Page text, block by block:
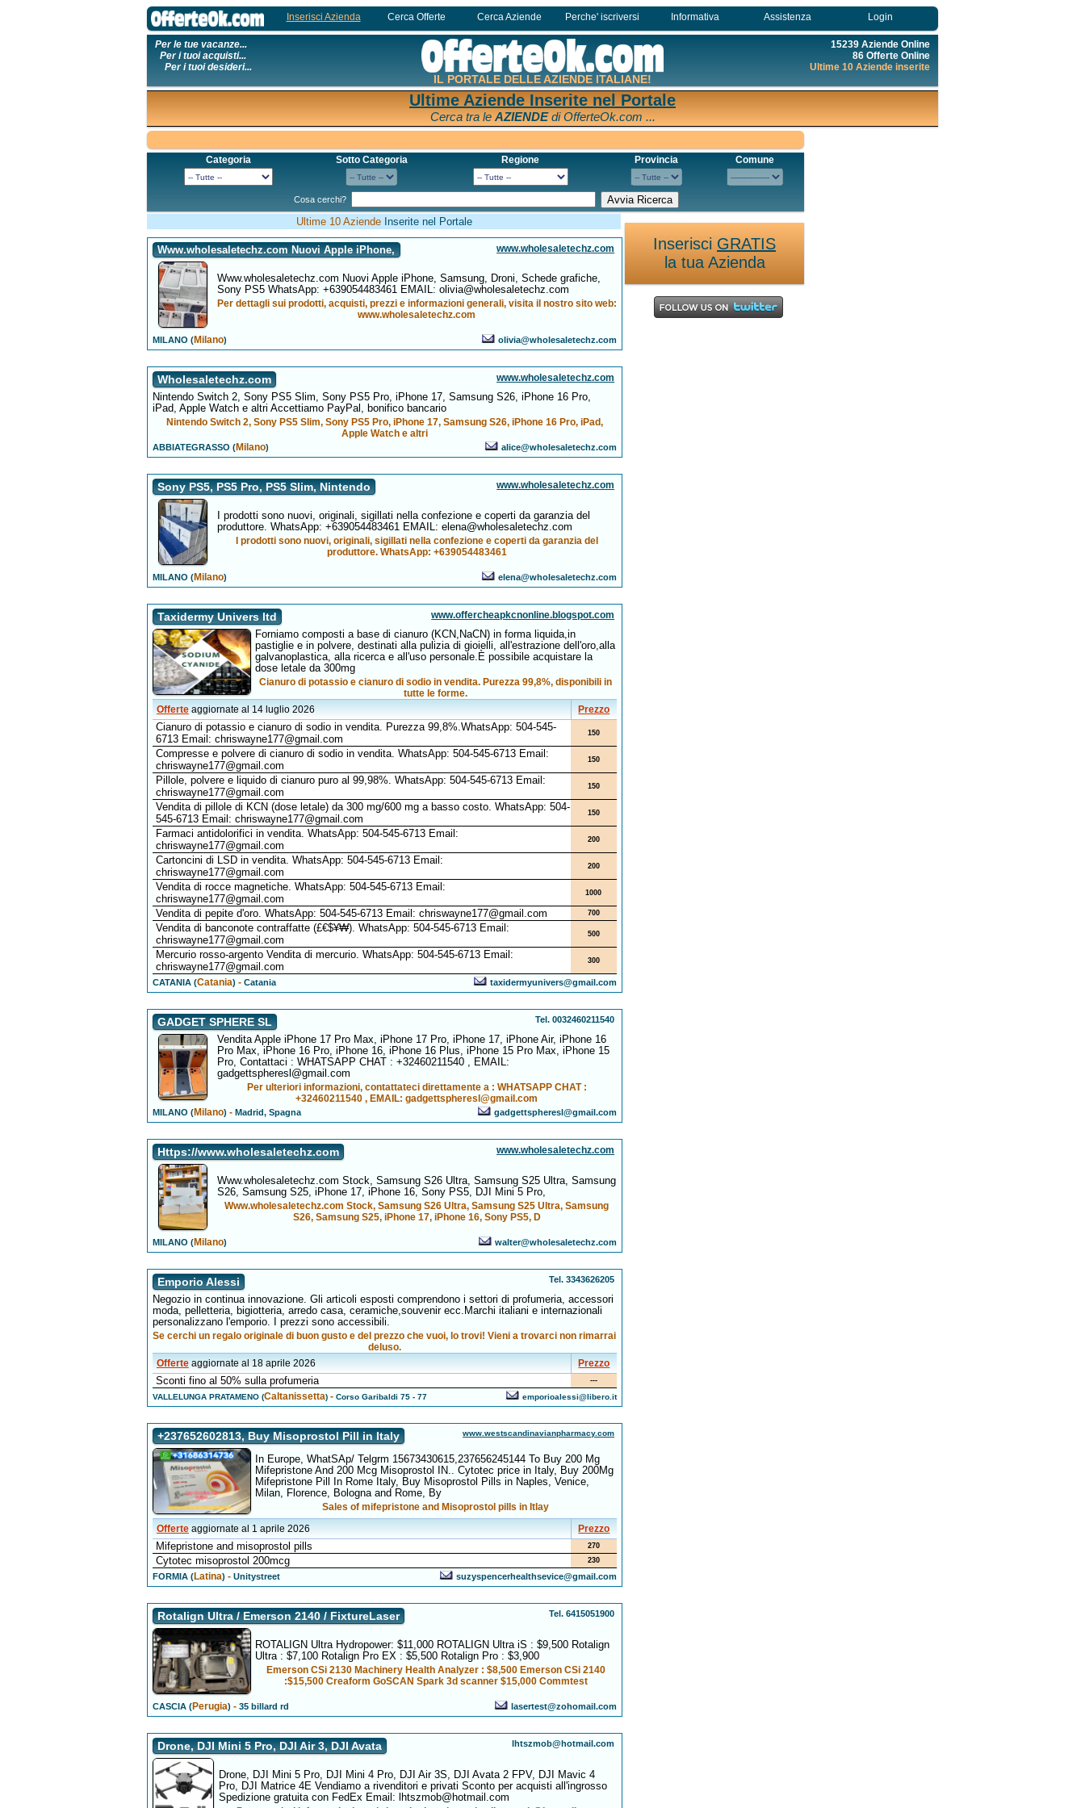
Inserisci Azienda Cerca Offerte Cerca Aziende Perche' iscriversi Informativa Assistenza Login
Per le tue vacanze...
Per i tuoi acquisti...
Per i tuoi desideri...
IL PORTALE DELLE AZIENDE ITALIANE!
15239 Aziende Online
86 Offerte Online
Ultime 10 Aziende inserite
Ultime Aziende Inserite nel Portale
Cerca tra le AZIENDEdi OfferteOk.com ...
Categoria Sotto Categoria Regione Provincia Comune
Cosa cerchi?
Ultime 10 AziendeInserite nel Portale
Www.wholesaletechz.com Nuovi Apple iPhone, www.wholesaletechz.com
Www.wholesaletechz.com Nuovi Apple iPhone, Samsung, Droni, Schede grafiche,
Sony PS5 WhatsApp: +639054483461 EMAIL: olivia@wholesaletechz.com
Per dettagli sui prodotti, acquisti, prezzi e informazioni generali, visita il nostro sito web:
www.wholesaletechz.com
MILANO (Milano) olivia@wholesaletechz.com
Wholesaletechz.com www.wholesaletechz.com
Nintendo Switch 2, Sony PS5 Slim, Sony PS5 Pro, iPhone 17, Samsung S26, iPhone 16 Pro,
iPad, Apple Watch e altri Accettiamo PayPal, bonifico bancario
Nintendo Switch 2, Sony PS5 Slim, Sony PS5 Pro, iPhone 17, Samsung S26, iPhone 16 Pro, iPad,
Apple Watch e altri
ABBIATEGRASSO (Milano) alice@wholesaletechz.com
Sony PS5, PS5 Pro, PS5 Slim, Nintendo www.wholesaletechz.com
I prodotti sono nuovi, originali, sigillati nella confezione e coperti da garanzia del
produttore. WhatsApp: +639054483461 EMAIL: elena@wholesaletechz.com
I prodotti sono nuovi, originali, sigillati nella confezione e coperti da garanzia del
produttore. WhatsApp: +639054483461
MILANO (Milano) elena@wholesaletechz.com
Taxidermy Univers ltd www.offercheapkcnonline.blogspot.com
Forniamo composti a base di cianuro (KCN,NaCN) in forma liquida,in
pastiglie e in polvere, destinati alla pulizia di gioielli, all'estrazione dell'oro,alla
galvanoplastica, alla ricerca e all'uso personale.È possibile acquistare la
dose letale da 300mg
Cianuro di potassio e cianuro di sodio in vendita. Purezza 99,8%, disponibili in
tutte le forme.
Offerte aggiornate al 14 luglio 2026 Prezzo
Cianuro di potassio e cianuro di sodio in vendita. Purezza 99,8%.WhatsApp: 504-545-
6713 Email: chriswayne177@gmail.com
150
Compresse e polvere di cianuro di sodio in vendita. WhatsApp: 504-545-6713 Email:
chriswayne177@gmail.com
150
Pillole, polvere e liquido di cianuro puro al 99,98%. WhatsApp: 504-545-6713 Email:
chriswayne177@gmail.com
150
Vendita di pillole di KCN (dose letale) da 300 mg/600 mg a basso costo. WhatsApp: 504-
545-6713 Email: chriswayne177@gmail.com
150
Farmaci antidolorifici in vendita. WhatsApp: 504-545-6713 Email:
chriswayne177@gmail.com
200
Cartoncini di LSD in vendita. WhatsApp: 504-545-6713 Email:
chriswayne177@gmail.com
200
Vendita di rocce magnetiche. WhatsApp: 504-545-6713 Email:
chriswayne177@gmail.com
1000
Vendita di pepite d'oro. WhatsApp: 504-545-6713 Email: chriswayne177@gmail.com 700
Vendita di banconote contraffatte (£€$¥₩). WhatsApp: 504-545-6713 Email:
chriswayne177@gmail.com
500
Mercurio rosso-argento Vendita di mercurio. WhatsApp: 504-545-6713 Email:
chriswayne177@gmail.com
300
CATANIA (Catania) -Catania taxidermyunivers@gmail.com
GADGET SPHERE SL Tel. 0032460211540
Vendita Apple iPhone 17 Pro Max, iPhone 17 Pro, iPhone 17, iPhone Air, iPhone 16
Pro Max, iPhone 16 Pro, iPhone 16, iPhone 16 Plus, iPhone 15 Pro Max, iPhone 15
Pro, Contattaci : WHATSAPP CHAT : +32460211540 , EMAIL:
gadgettspheresl@gmail.com
Per ulteriori informazioni, contattateci direttamente a : WHATSAPP CHAT :
+32460211540 , EMAIL: gadgettspheresl@gmail.com
MILANO (Milano) -Madrid, Spagna gadgettspheresl@gmail.com
Https://www.wholesaletechz.com www.wholesaletechz.com
Www.wholesaletechz.com Stock, Samsung S26 Ultra, Samsung S25 Ultra, Samsung
S26, Samsung S25, iPhone 17, iPhone 16, Sony PS5, DJI Mini 5 Pro,
Www.wholesaletechz.com Stock, Samsung S26 Ultra, Samsung S25 Ultra, Samsung
S26, Samsung S25, iPhone 17, iPhone 16, Sony PS5, D
MILANO (Milano) walter@wholesaletechz.com
Emporio Alessi Tel. 3343626205
Negozio in continua innovazione. Gli articoli esposti comprendono i settori di profumeria, accessori
moda, pelletteria, bigiotteria, arredo casa, ceramiche,souvenir ecc.Marchi italiani e internazionali
personalizzano l'emporio. I prezzi sono accessibili.
Se cerchi un regalo originale di buon gusto e del prezzo che vuoi, lo trovi! Vieni a trovarci non rimarrai
deluso.
Offerte aggiornate al 18 aprile 2026 Prezzo
Sconti fino al 50% sulla profumeria ---
VALLELUNGA PRATAMENO (Caltanissetta) -Corso Garibaldi 75 - 77 emporioalessi@libero.it
+237652602813, Buy Misoprostol Pill in Italy www.westscandinavianpharmacy.com
In Europe, WhatSAp/ Telgrm 15673430615,237656245144 To Buy 200 Mg
Mifepristone And 200 Mcg Misoprostol IN.. Cytotec price in Italy, Buy 200Mg
Mifepristone Pill In Rome Italy, Buy Misoprostol Pills in Naples, Venice,
Milan, Florence, Bologna and Rome, By
Sales of mifepristone and Misoprostol pills in Itlay
Offerte aggiornate al 1 aprile 2026 Prezzo
Mifepristone and misoprostol pills 270
Cytotec misoprostol 200mcg 230
FORMIA (Latina) -Unitystreet suzyspencerhealthsevice@gmail.com
Rotalign Ultra / Emerson 2140 / FixtureLaser Tel. 6415051900
ROTALIGN Ultra Hydropower: $11,000 ROTALIGN Ultra iS : $9,500 Rotalign
Ultra : $7,100 Rotalign Pro EX : $5,500 Rotalign Pro : $3,900
Emerson CSi 2130 Machinery Health Analyzer : $8,500 Emerson CSi 2140
:$15,500 Creaform GoSCAN Spark 3d scanner $15,000 Commtest
CASCIA (Perugia) -35 billard rd lasertest@zohomail.com
Drone, DJI Mini 5 Pro, DJI Air 3, DJI Avata lhtszmob@hotmail.com
Drone, DJI Mini 5 Pro, DJI Mini 4 Pro, DJI Air 3S, DJI Avata 2 FPV, DJI Mavic 4
Pro, DJI Matrice 4E Vendiamo a rivenditori e privati Sconto per acquisti all'ingrosso
Spedizione gratuita con FedEx Email: lhtszmob@hotmail.com
Inserisci GRATIS
la tua Azienda